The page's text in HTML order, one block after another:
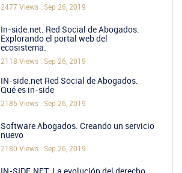
2477 Views . Sep 26, 2019
In-side.net. Red Social de Abogados.
Explorando el portal web del
ecosistema.
2118 Views . Sep 26, 2019
IN-side.net Red Social de Abogados.
Qué es in-side
2185 Views . Sep 26, 2019
Software Abogados. Creando un servicio
nuevo
2180 Views . Sep 26, 2019